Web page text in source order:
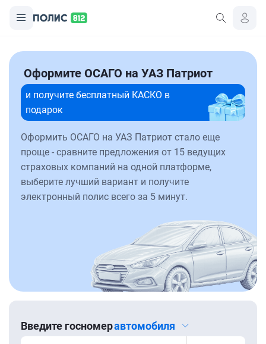
Оформите ОСАГО на УАЗ Патриот
и получите бесплатный КАСКО в
подарок
Оформить ОСАГО на УАЗ Патриот стало еще
проще - сравните предложения от 15 ведущих
страховых компаний на одной платформе,
выберите лучший вариант и получите
электронный полис всего за 5 минут.
Введите госномеравтомобиля